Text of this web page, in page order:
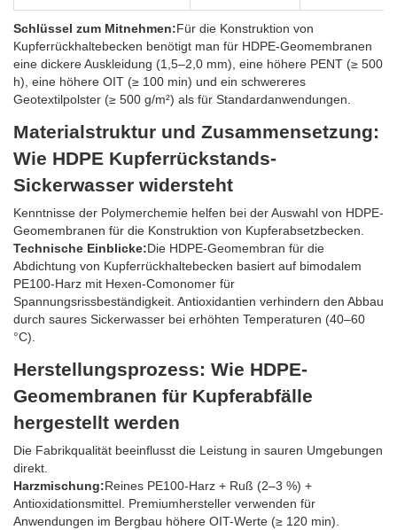
Schlüssel zum Mitnehmen:Für die Konstruktion von
Kupferrückhaltebecken benötigt man für HDPE-Geomembranen
eine dickere Auskleidung (1,5–2,0 mm), eine höhere PENT (≥ 500
h), eine höhere OIT (≥ 100 min) und ein schwereres
Geotextilpolster (≥ 500 g/m²) als für Standardanwendungen.
Materialstruktur und Zusammensetzung:
Wie HDPE Kupferrückstands-
Sickerwasser widersteht
Kenntnisse der Polymerchemie helfen bei der Auswahl von HDPE-
Geomembranen für die Konstruktion von Kupferabsetzbecken.
Technische Einblicke:Die HDPE-Geomembran für die
Abdichtung von Kupferrückhaltebecken basiert auf bimodalem
PE100-Harz mit Hexen-Comonomer für
Spannungsrissbeständigkeit. Antioxidantien verhindern den Abbau
durch saures Sickerwasser bei erhöhten Temperaturen (40–60
°C).
Herstellungsprozess: Wie HDPE-
Geomembranen für Kupferabfälle
hergestellt werden
Die Fabrikqualität beeinflusst die Leistung in sauren Umgebungen
direkt.
Harzmischung:Reines PE100-Harz + Ruß (2–3 %) +
Antioxidationsmittel. Premiumhersteller verwenden für
Anwendungen im Bergbau höhere OIT-Werte (≥ 120 min).